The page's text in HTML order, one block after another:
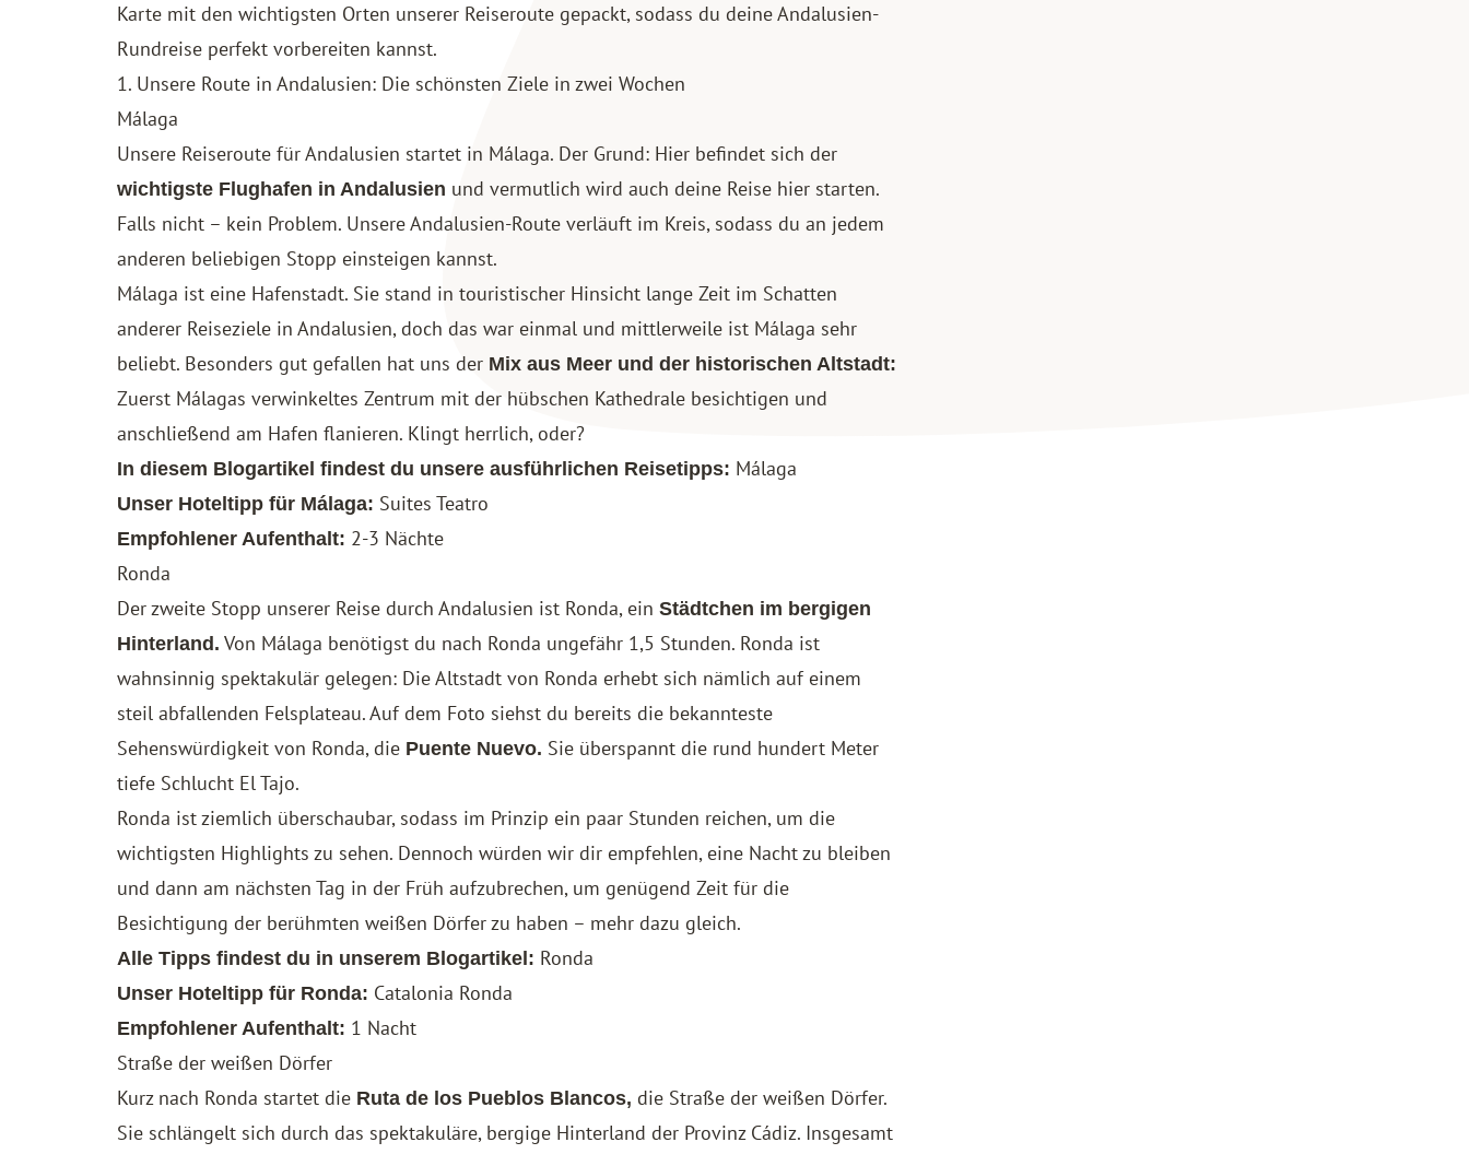
Karte mit den wichtigsten Orten unserer Reiseroute gepackt, sodass du deine Andalusien-
Rundreise perfekt vorbereiten kannst.
1. Unsere Route in Andalusien: Die schönsten Ziele in zwei Wochen
Málaga
Unsere Reiseroute für Andalusien startet in Málaga. Der Grund: Hier befindet sich der
wichtigste Flughafen in Andalusien und vermutlich wird auch deine Reise hier starten.
Falls nicht – kein Problem. Unsere Andalusien-Route verläuft im Kreis, sodass du an jedem
anderen beliebigen Stopp einsteigen kannst.
Málaga ist eine Hafenstadt. Sie stand in touristischer Hinsicht lange Zeit im Schatten
anderer Reiseziele in Andalusien, doch das war einmal und mittlerweile ist Málaga sehr
beliebt. Besonders gut gefallen hat uns der Mix aus Meer und der historischen Altstadt:
Zuerst Málagas verwinkeltes Zentrum mit der hübschen Kathedrale besichtigen und
anschließend am Hafen flanieren. Klingt herrlich, oder?
In diesem Blogartikel findest du unsere ausführlichen Reisetipps: Málaga
Unser Hoteltipp für Málaga: Suites Teatro
Empfohlener Aufenthalt: 2-3 Nächte
Ronda
Der zweite Stopp unserer Reise durch Andalusien ist Ronda, einStädtchen im bergigen
Hinterland. Von Málaga benötigst du nach Ronda ungefähr 1,5 Stunden. Ronda ist
wahnsinnig spektakulär gelegen: Die Altstadt von Ronda erhebt sich nämlich auf einem
steil abfallenden Felsplateau. Auf dem Foto siehst du bereits die bekannteste
Sehenswürdigkeit von Ronda, die Puente Nuevo. Sie überspannt die rund hundert Meter
tiefe Schlucht El Tajo.
Ronda ist ziemlich überschaubar, sodass im Prinzip ein paar Stunden reichen, um die
wichtigsten Highlights zu sehen. Dennoch würden wir dir empfehlen, eine Nacht zu bleiben
und dann am nächsten Tag in der Früh aufzubrechen, um genügend Zeit für die
Besichtigung der berühmten weißen Dörfer zu haben – mehr dazu gleich.
Alle Tipps findest du in unserem Blogartikel: Ronda
Unser Hoteltipp für Ronda: Catalonia Ronda
Empfohlener Aufenthalt: 1 Nacht
Straße der weißen Dörfer
Kurz nach Ronda startet die Ruta de los Pueblos Blancos, die Straße der weißen Dörfer.
Sie schlängelt sich durch das spektakuläre, bergige Hinterland der Provinz Cádiz. Insgesamt